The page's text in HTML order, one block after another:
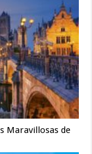
Maravillosas de